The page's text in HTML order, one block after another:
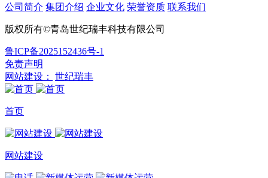
公司简介 集团介绍 企业文化 荣誉资质 联系我们
版权所有©青岛世纪瑞丰科技有限公司
鲁ICP备2025152436号-1
免责声明
网站建设：
世纪瑞丰
首页
网站建设